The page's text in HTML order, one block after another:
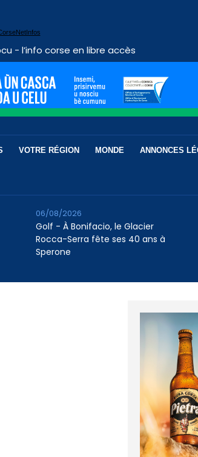
- l’info corse en libre accès
VOTRE RÉGION MONDE ANNONCES
Golf - À Bonifacio, le Glacier
Rocca-Serra fête ses 40 ans à
Sperone
06/08/2026